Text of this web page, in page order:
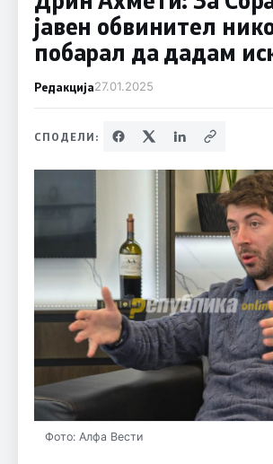
јавен обвинител
побарал да дадам
Редакција27.01.2025
СПОДЕЛИ:
Фото: Алфа Вести